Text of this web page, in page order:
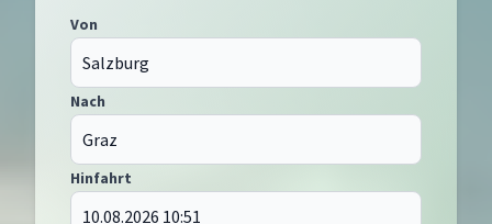
Von
Nach
Hinfahrt